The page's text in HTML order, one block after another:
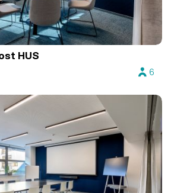
HUS
6